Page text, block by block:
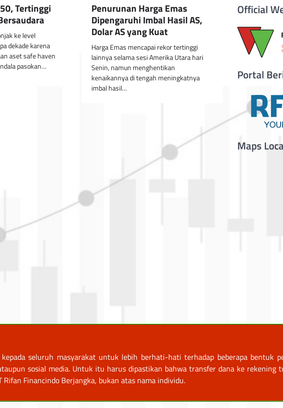
Tertinggi
ke level
dekade karena
aset safe haven
pasokan…
Penurunan Harga Emas
Dipengaruhi Imbal Hasil AS,
Dolar AS yang Kuat
Harga Emas mencapai rekor tertinggi
lainnya selama sesi Amerika Utara hari
Senin, namun menghentikan
kenaikannya di tengah meningkatnya
imbal hasil…
Official
Portal
Maps
seluruh masyarakat untuk lebih berhati-hati terhadap beberapa bentuk
sosial media. Untuk itu harus dipastikan bahwa transfer dana ke rekening
Financindo Berjangka, bukan atas nama individu.